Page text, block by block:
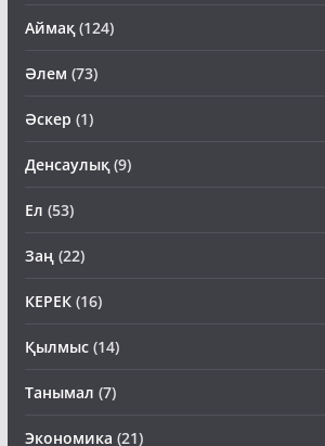
Аймақ(124)
Әлем (73)
Әскер (1)
Денсаулық(9)
Ел (53)
Заң(22)
КЕРЕК(16)
Қылмыс(14)
Танымал (7)
Экономика (21)